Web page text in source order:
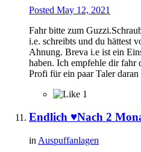
Posted May 12, 2021
Fahr bitte zum
i.e. schreibts und du hättest
Ahnung. Breva i.e ist ein
haben. Ich empfehle dir fahr
Profi für ein paar Taler daran
1
Endlich ♥️Nach 2
in Auspuffanlagen